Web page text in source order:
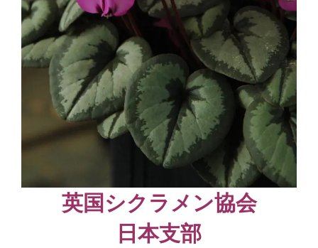
英国シクラメン協会
日本支部